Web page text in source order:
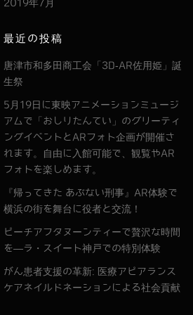
2019年7月
最近の投稿
唐津市和多田商工会「3D-AR佐用姫」誕
生祭
5月19日に東映アニメーションミュージ
アムで「おしりたんてい」のグリーティ
ングイベントとARフォト企画が開催さ
れます。自由に入館可能で、観覧やAR
フォトを楽しめます。
『帰ってきた あぶない刑事』AR体験で
横浜の街を舞台に役者と交流！
ピーチアフタヌーンティーで贅沢な時間
を―ラ・スイート神戸での特別体験
がん患者支援の革新: 医療アピアランス
ケアネイルドネーションによる社会貢献